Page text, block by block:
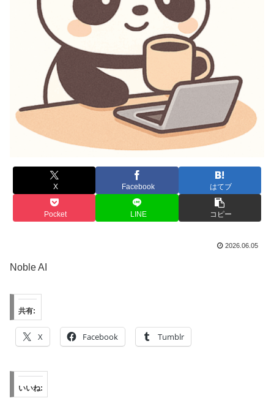
X Facebook はてブ
Pocket LINE コピー
2026.06.05
Noble AI
共有:
X Facebook Tumblr
いいね: